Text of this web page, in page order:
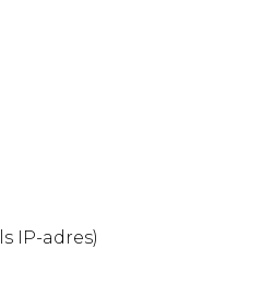
IP-adres)